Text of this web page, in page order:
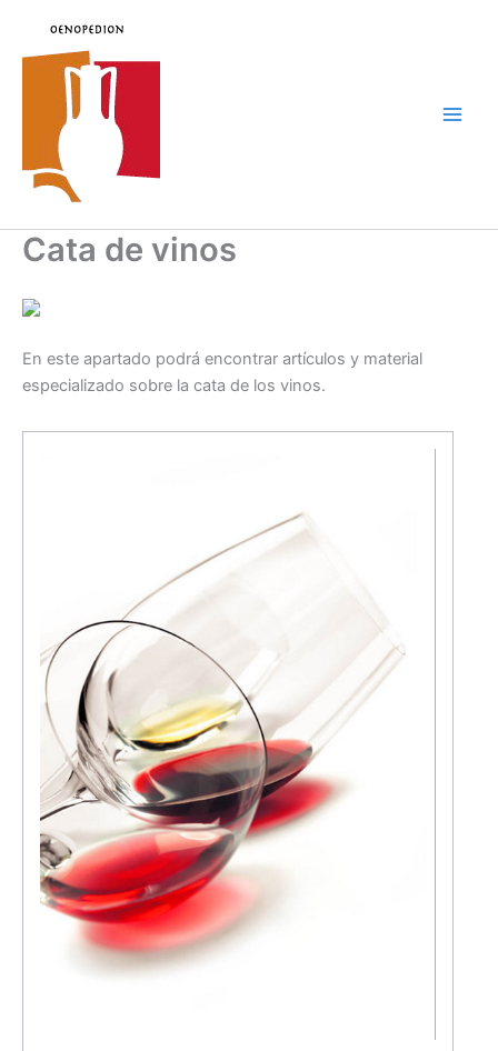
contenido
Cata de vinos
En este apartado podrá encontrar artículos y material
especializado sobre la cata de los vinos.